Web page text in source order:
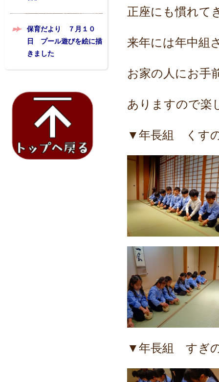
保育だより ７月１０
日 プール遊びを絵に描
きました
正座にも慣れて
来年には年中組
お家の人にお手
ありますので楽
▼年長組 くす
▼年長組 すぎ